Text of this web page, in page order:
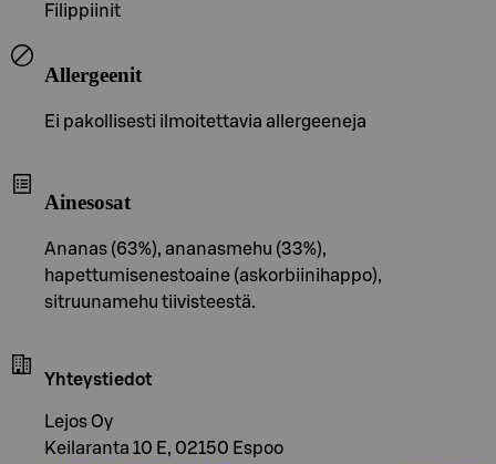
Filippiinit
Allergeenit
Ei pakollisesti ilmoitettavia allergeeneja
Ainesosat
Ananas (63%), ananasmehu (33%),
hapettumisenestoaine (askorbiinihappo),
sitruunamehu tiivisteestä.
Yhteystiedot
Lejos Oy
Keilaranta 10 E, 02150 Espoo